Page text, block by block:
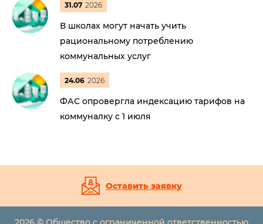
31.07 2026
В школах могут начать учить
рациональному потреблению
коммунальных услуг
24.06 2026
ФАС опровергла индексацию тарифов на
коммуналку с 1 июля
Оставить заявку